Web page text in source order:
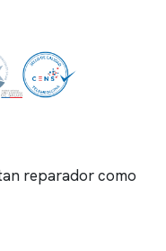
reparador como